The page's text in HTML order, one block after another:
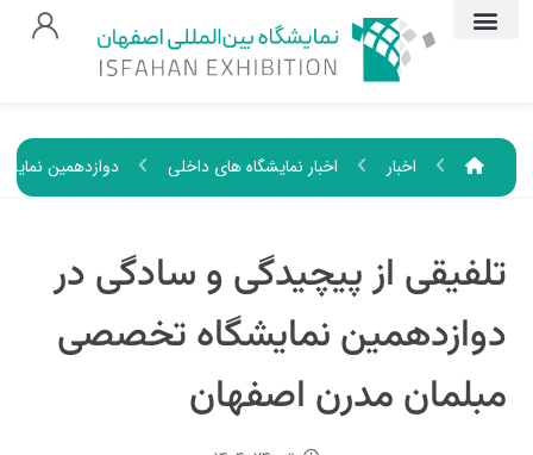
اخبار اخبار نمایشگاه های داخلی دوازدهمین
تلفیقی از پیچیدگی و سادگی در
دوازدهمین نمایشگاه تخصصی
مبلمان مدرن اصفهان